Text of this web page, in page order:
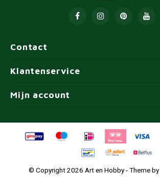
Contact
Klantenservice
Mijn account
© Copyright 2026 Art en Hobby - Theme by